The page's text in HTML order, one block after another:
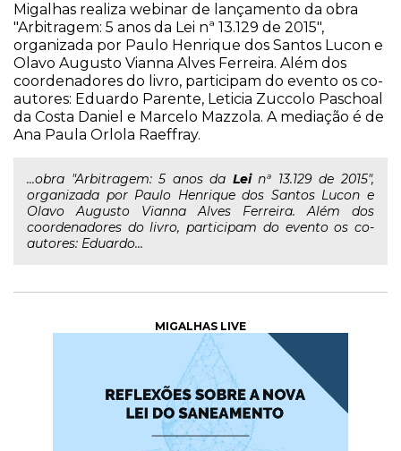
Migalhas realiza webinar de lançamento da obra
"Arbitragem: 5 anos da Lei nª 13.129 de 2015",
organizada por Paulo Henrique dos Santos Lucon e
Olavo Augusto Vianna Alves Ferreira. Além dos
coordenadores do livro, participam do evento os co-
autores: Eduardo Parente, Leticia Zuccolo Paschoal
da Costa Daniel e Marcelo Mazzola. A mediação é de
Ana Paula Orlola Raeffray.
...obra "Arbitragem: 5 anos da Leinª 13.129 de 2015",
organizada por Paulo Henrique dos Santos Lucon e
Olavo Augusto Vianna Alves Ferreira. Além dos
coordenadores do livro, participam do evento os co-
autores: Eduardo...
MIGALHAS LIVE